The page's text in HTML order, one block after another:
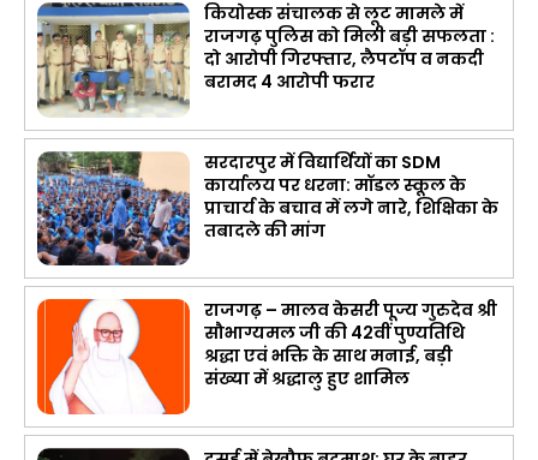
कियोस्क संचालक से लूट मामले में
राजगढ़ पुलिस को मिली बड़ी सफलता :
दो आरोपी गिरफ्तार, लैपटॉप व नकदी
बरामद 4 आरोपी फरार
सरदारपुर में विद्यार्थियों का SDM
कार्यालय पर धरना: मॉडल स्कूल के
प्राचार्य के बचाव में लगे नारे, शिक्षिका के
तबादले की मांग
राजगढ़ – मालव केसरी पूज्य गुरुदेव श्री
सौभाग्यमल जी की 42वीं पुण्यतिथि
श्रद्धा एवं भक्ति के साथ मनाई, बड़ी
संख्या में श्रद्धालु हुए शामिल